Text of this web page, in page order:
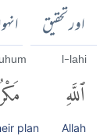
اور تحقیق
l-lahi
ٱللَّهِ
Allah
plan